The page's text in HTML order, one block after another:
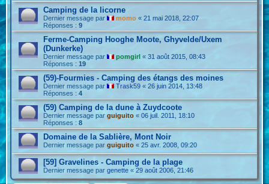
Camping de la licorne
Dernier message par momo «21 mai 2018, 22:07
Réponses :9
Ferme-Camping Hooghe Moote, Ghyvelde/Uxem
(Dunkerke)
Dernier message par pomgirl «31 août 2015, 08:43
Réponses :19
(59)-Fourmies - Camping des étangs des moines
Dernier message par Trask59 «26 juin 2014, 13:48
Réponses :4
(59) Camping de la dune à Zuydcoote
Dernier message parguiguito «06 juil. 2011, 18:10
Réponses :8
Domaine de la Sablière, Mont Noir
Dernier message parguiguito «25 avr. 2008, 09:20
[59] Gravelines - Camping de la plage
Dernier message pargenette «29 août 2006, 21:46